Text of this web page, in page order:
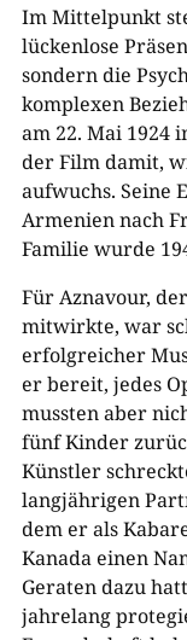
Im Mittelpunkt
lückenlose
sondern die
komplexen
am 22. Mai 1924
der Film damit,
aufwuchs. Seine
Armenien nach
Familie wurde
Für Aznavour,
mitwirkte, war
erfolgreicher
er bereit, jedes
mussten aber
fünf Kinder
Künstler
langjährigen
dem er als
Kanada einen
Geraten dazu
jahrelang